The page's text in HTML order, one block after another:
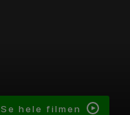
Se hele filmen